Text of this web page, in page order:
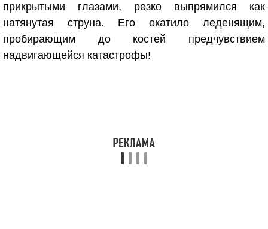
прикрытыми глазами, резко выпрямился как
натянутая струна. Его окатило леденящим,
пробирающим до костей предчувствием
надвигающейся катастрофы!